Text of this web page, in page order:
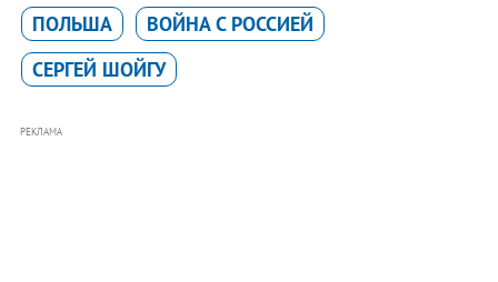
ПОЛЬША
ВОЙНА С РОССИЕЙ
СЕРГЕЙ ШОЙГУ
РЕКЛАМА